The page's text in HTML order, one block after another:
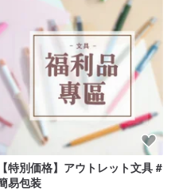
【特別価格】アウトレット文具 #
易包装